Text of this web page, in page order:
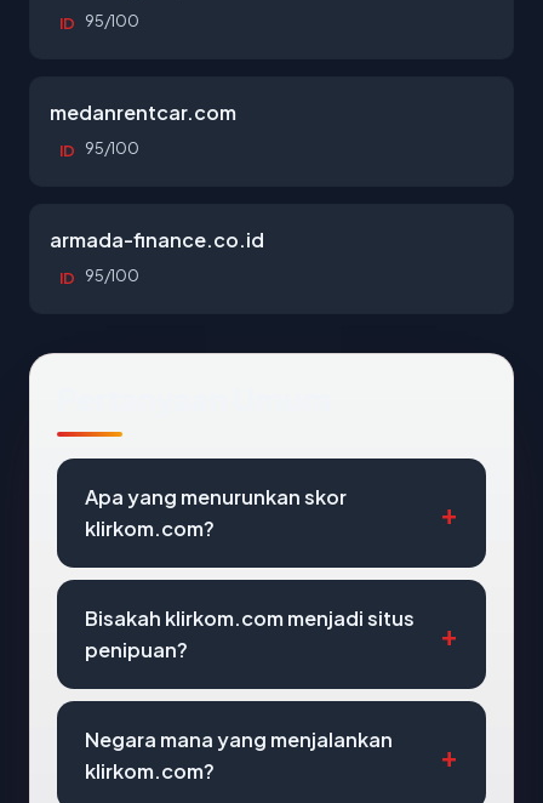
ID 95/100
medanrentcar.com
ID 95/100
armada-finance.co.id
ID 95/100
Apa yang menurunkan skor
klirkom.com?
Bisakah klirkom.com menjadi situs
penipuan?
Negara mana yang menjalankan
klirkom.com?